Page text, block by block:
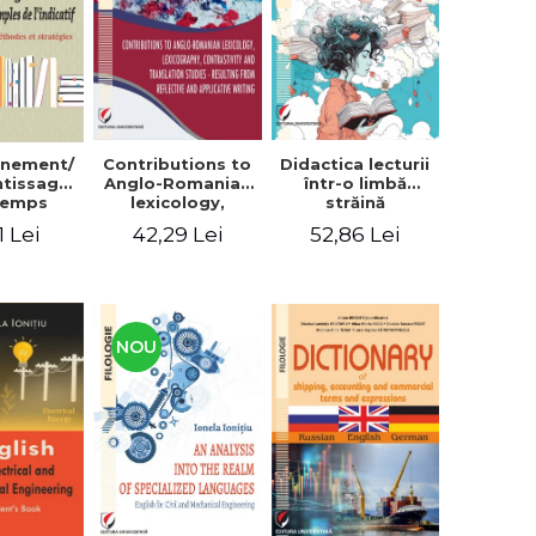
context
Lei
Contributions to
Anglo-Romanian
lexicology,
contrastivity and
reflective and
applicative
writing
42,29 Lei
Didactica lecturii
într-o limbă
străină
52,86 Lei
NOU